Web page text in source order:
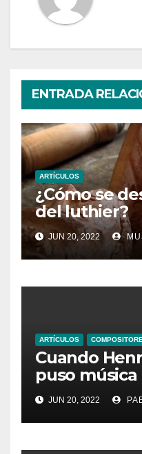
ENTRADA
ARTÍCULOS
¿Cómo se
del luthier?
JUN 20, 2022
ARTÍCULOS
Cuando
puso
JUN 20, 2022